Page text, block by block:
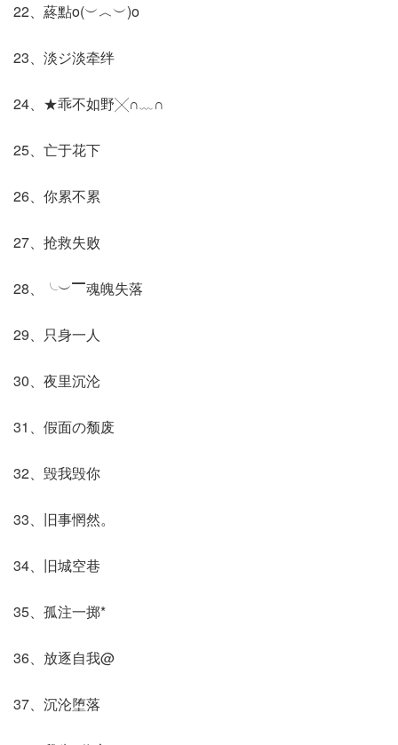
22、蔠點o(︶︿︶)o
23、淡ジ淡牵绊
24、★乖不如野╳∩﹏∩
25、亡于花下
26、你累不累
27、抢救失败
28、╰︶▔魂魄失落
29、只身一人
30、夜里沉沦
31、假面の颓废
32、毁我毁你
33、旧事惘然。
34、旧城空巷
35、孤注一掷*
36、放逐自我@
37、沉沦堕落